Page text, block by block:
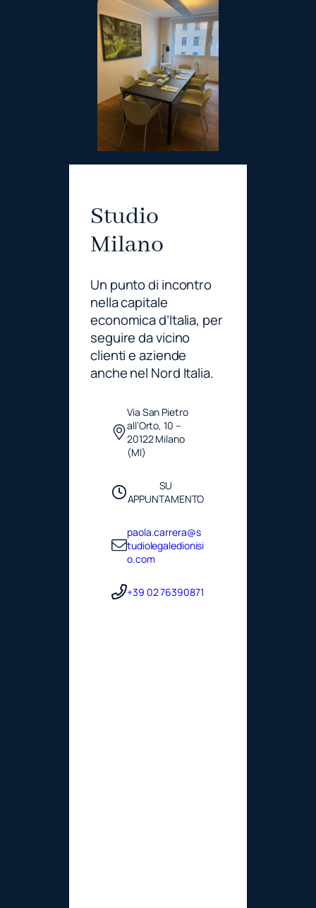
Studio
Milano
Un punto di incontro
nella capitale
economica d’Italia, per
seguire da vicino
clienti e aziende
anche nel Nord Italia.
Via San Pietro
all’Orto, 10 –
20122 Milano
(MI)
SU
APPUNTAMENTO
paola.carrera@s
tudiolegaledionisi
o.com
+39 02 76390871